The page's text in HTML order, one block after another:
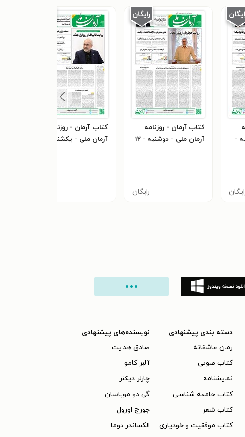
-
کتاب آرمان - روزنامه
آرمان ملی - دوشنبه - ۱۲
رایگان
کتاب آرمان - روزنامه
دسته بندی پیشنهادی
رمان عاشقانه
کتاب‌ صوتی
نمایشنامه
کتاب جامعه شناسی
کتاب شعر
کتاب موفقیت و خودیاری
نویسنده‌های پیشنهادی
صادق هدایت
آلبر کامو
چارلز دیکنز
گی دو موپاسان
جورج اورول
الکساندر دوما